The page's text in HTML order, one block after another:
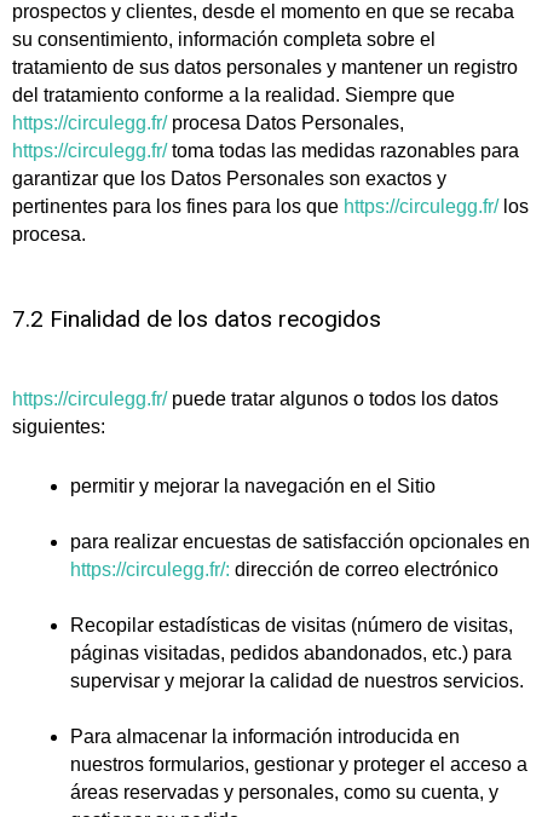
prospectos y clientes, desde el momento en que se recaba
su consentimiento, información completa sobre el
tratamiento de sus datos personales y mantener un registro
del tratamiento conforme a la realidad. Siempre que
https://circulegg.fr/procesa Datos Personales,
https://circulegg.fr/toma todas las medidas razonables para
garantizar que los Datos Personales son exactos y
pertinentes para los fines para los que https://circulegg.fr/los
procesa.
7.2 Finalidad de los datos recogidos
https://circulegg.fr/puede tratar algunos o todos los datos
siguientes:
permitir y mejorar la navegación en el Sitio
para realizar encuestas de satisfacción opcionales en
https://circulegg.fr/: dirección de correo electrónico
Recopilar estadísticas de visitas (número de visitas,
páginas visitadas, pedidos abandonados, etc.) para
supervisar y mejorar la calidad de nuestros servicios.
Para almacenar la información introducida en
nuestros formularios, gestionar y proteger el acceso a
áreas reservadas y personales, como su cuenta, y